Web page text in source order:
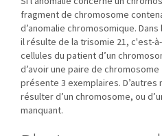
fragment de chromosome
d’anomalie chromosomique.
il résulte de la trisomie 21, c'est-
cellules du patient d’un
d’avoir une paire de
présente 3 exemplaires.
résulter d’un chromosome, ou
manquant.